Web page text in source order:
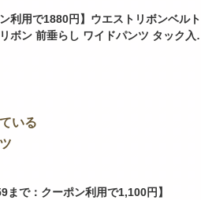
利用で1880円】ウエストリボンベルト
ボン 前垂らし ワイドパンツ タック入
ガウチョ パンツ ボトムス ワイドパンツ
ト レディース
いる
まで：クーポン利用で1,100円】